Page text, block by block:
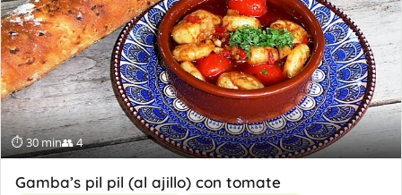
⏱ 30 min👥 4
Gamba’s pil pil (al ajillo) con tomate